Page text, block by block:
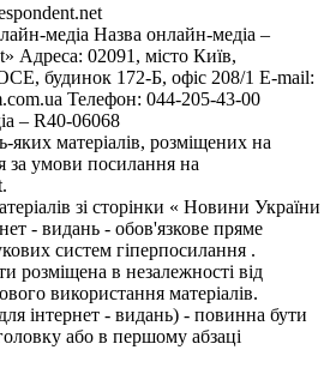
медіа Назва онлайн-медіа –
Адреса: 02091, місто Київ,
будинок 172-Б, офіс 208/1 E-mail:
Телефон: 044-205-43-00
– R40-06068
яких матеріалів, розміщених на
за умови посилання на
зі сторінки « Новини України
- видань - обов'язкове пряме
систем гіперпосилання .
розміщена в незалежності від
використання матеріалів.
інтернет - видань) - повинна бути
або в першому абзаці